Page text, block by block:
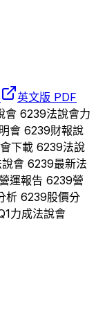
英文版 PDF
會 6239法說會力
會 6239財報說
下載 6239法說
會 6239最新法
營運報告 6239營
析 6239股價分
1力成法說會